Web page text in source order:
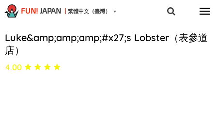
FUN! JAPAN 繁體中文（臺灣）
Luke&amp;amp;amp;#x27;s Lobster（表參道
店）
4.00